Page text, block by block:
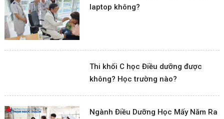
laptop không?
Thi khối C học Điều dưỡng được
không? Học trường nào?
Ngành Điều Dưỡng Học Mấy Năm Ra